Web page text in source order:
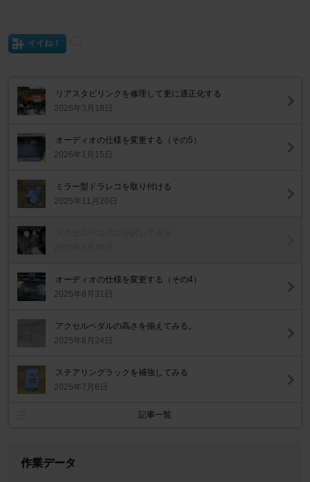
イイね！
リアスタビリンクを修理して更に適正化する
2026年3月18日
オーディオの仕様を変更する（その5）
2026年1月15日
ミラー型ドラレコを取り付ける
2025年11月20日
オーディオの仕様を変更する（その4）
2025年8月31日
アクセルペダルの高さを揃えてみる。
2025年8月24日
ステアリングラックを補強してみる
2025年7月6日
記事一覧
作業データ